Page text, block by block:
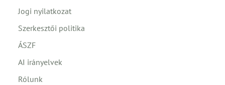
Jogi nyilatkozat
Szerkesztői politika
ÁSZF
AI irányelvek
Rólunk